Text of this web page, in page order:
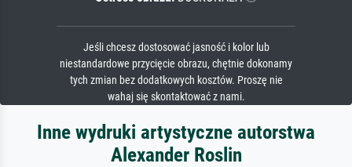
Jeśli chcesz dostosować jasność i kolor lub
niestandardowe przycięcie obrazu, chętnie dokonamy
tych zmian bez dodatkowych kosztów. Proszę nie
wahaj się skontaktować z nami.
Inne wydruki artystyczne autorstwa
Alexander Roslin